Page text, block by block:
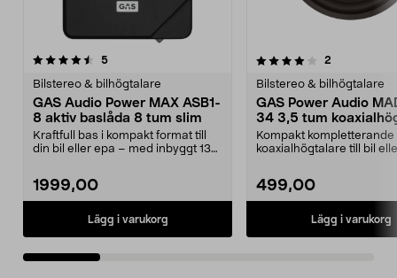
5recensioner
Bilstereo & bilhögtalare
GAS Audio Power MAX ASB1-
8 aktiv baslåda 8 tum slim
Kraftfull bas i kompakt format till
din bil eller epa – med inbyggt 130
1999,00
Lägg i varukorg
4.0 av 5 stjärnor 2
Bilstereo & bilhögtalare
GAS Power Audio
34 3,5 tum
Kompakt kompletterande
koaxialhögtalare till bil
499,00
Lägg i varukorg
0.0 av 5 stjärnor